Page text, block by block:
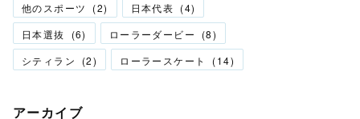
他のスポーツ
(2) 日本代表 (4)
日本選抜
(6) ローラーダービー (8)
シティラン
(2) ローラースケート (14)
アーカイブ